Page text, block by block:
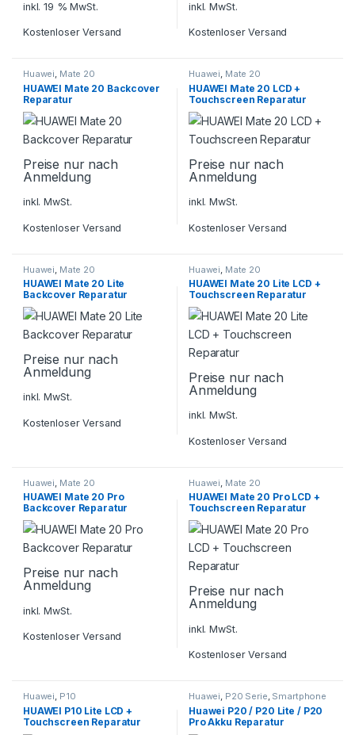
inkl. 19 % MwSt.
Kostenloser Versand
inkl. MwSt.
Kostenloser Versand
Huawei, Mate 20
HUAWEI Mate 20 Backcover
Reparatur
Preise nur nach
Anmeldung
inkl. MwSt.
Kostenloser Versand
Huawei, Mate 20
HUAWEI Mate 20 LCD +
Touchscreen Reparatur
Preise nur nach
Anmeldung
inkl. MwSt.
Kostenloser Versand
Huawei Mate 20
HUAWEI Mate 20 Lite
Backcover Reparatur
Preise nur nach
Anmeldung
inkl. MwSt.
Kostenloser Versand
Huawei Mate 20
HUAWEI Mate 20 Lite LCD +
Touchscreen Reparatur
Preise nur nach
Anmeldung
inkl. MwSt.
Kostenloser Versand
Huawei Mate 20
HUAWEI Mate 20 Pro
Backcover Reparatur
Preise nur nach
Anmeldung
inkl. MwSt.
Kostenloser Versand
Huawei Mate 20
HUAWEI Mate 20 Pro LCD +
Touchscreen Reparatur
Preise nur nach
Anmeldung
inkl. MwSt.
Kostenloser Versand
Huawei P10
HUAWEI P10 Lite LCD +
Touchscreen Reparatur
Huawei P20 Serie Smartphone
Reparatur
Huawei P20 / P20 Lite / P20
Pro Akku Reparatur